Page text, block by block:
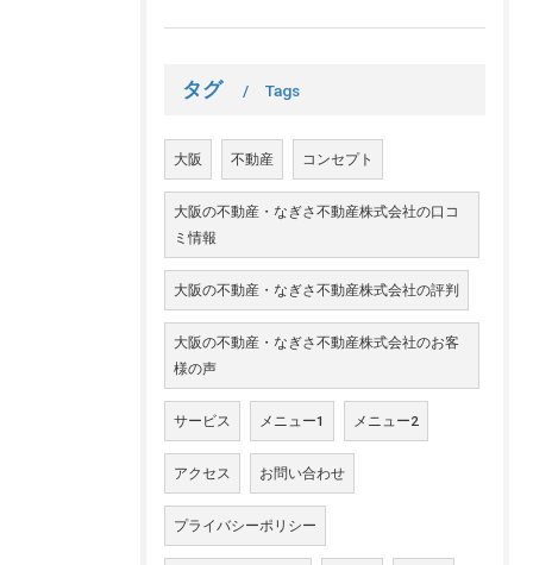
タグ Tags
大阪 不動産 コンセプト
大阪の不動産・なぎさ不動産株式会社の口コ
ミ情報
大阪の不動産・なぎさ不動産株式会社の評判
大阪の不動産・なぎさ不動産株式会社のお客
様の声
サービス メニュー1 メニュー2
アクセス お問い合わせ
プライバシーポリシー